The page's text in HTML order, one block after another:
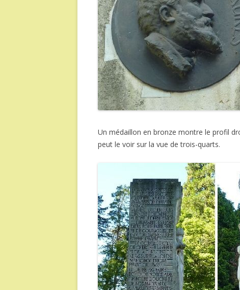
Un médaillon en bronze montre le profil
peut le voir sur la vue de trois-quarts.